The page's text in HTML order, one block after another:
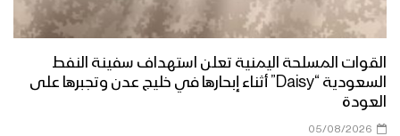
القوات المسلحة اليمنية تعلن استهداف سفينة النفط
السعودية “Daisy” أثناء إبحارها في خليج عدن وتجبرها على
العودة
05/08/2026